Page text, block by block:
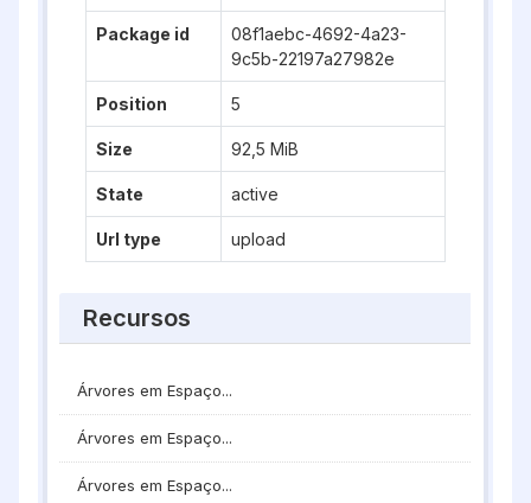
Recursos
Árvores em Espaço...
Árvores em Espaço...
Árvores em Espaço...
Package id
08f1aebc-4692-4a23-
9c5b-22197a27982e
Position 5
Size 92,5 MiB
State active
Url type upload